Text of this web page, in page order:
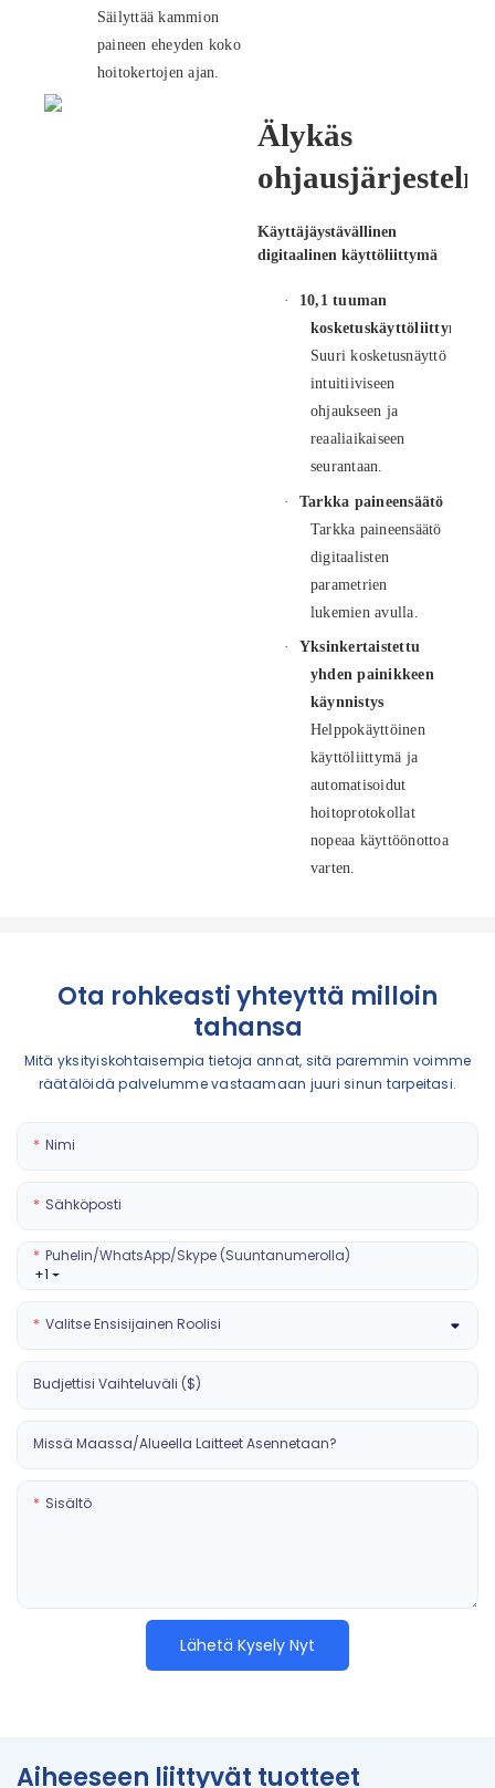
Säilyttää kammion
paineen eheyden koko
hoitokertojen ajan.
Älykäs
Käyttäjäystävällinen
digitaalinen käyttöliittymä
·
10,1 tuuman
kosketuskäyttöliittymä
Suuri kosketusnäyttö
intuitiiviseen
ohjaukseen ja
reaaliaikaiseen
seurantaan.
·
Tarkka paineensäätö
Tarkka paineensäätö
digitaalisten
parametrien
lukemien avulla.
·
Yksinkertaistettu
yhden painikkeen
käynnistys
Helppokäyttöinen
käyttöliittymä ja
automatisoidut
hoitoprotokollat ​​
nopeaa käyttöönottoa
varten.
Ota rohkeasti yhteyttä milloin
tahansa
Mitä yksityiskohtaisempia tietoja annat, sitä paremmin voimme
räätälöidä palvelumme vastaamaan juuri sinun tarpeitasi.
Nimi
Sähköposti
+1
Puhelin/WhatsApp/Skype (suuntanumerolla)
Valitse Ensisijainen Roolisi
Budjettisi Vaihteluväli ($)
Missä Maassa/alueella Laitteet Asennetaan?
Sisältö
Lähetä Kysely Nyt
Aiheeseen liittyvät tuotteet